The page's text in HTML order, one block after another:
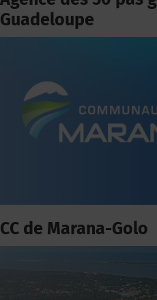
Guadeloupe
CC de Marana-Golo